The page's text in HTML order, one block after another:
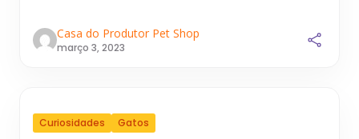
Casa do Produtor Pet Shop
março 3, 2023
Curiosidades Gatos